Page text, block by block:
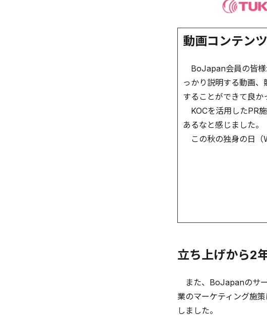
動画コンテン
BoJapan会員の皆様
っかり説明する動画
することができて良か
KOCを活用したPR
あるなと感じました。
この秋の独身の日（
立ち上げから2
また、BoJapanのサ
業のマーケティング施
しました。